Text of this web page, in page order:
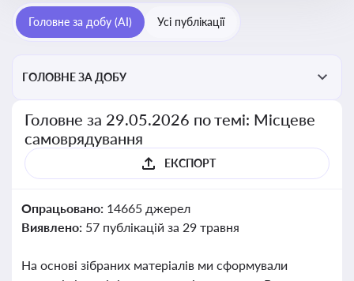
Головне за добу (AI) Усі публікації
ГОЛОВНЕ ЗА ДОБУ
Головне за 29.05.2026 по темі: Місцеве
самоврядування
ЕКСПОРТ
Опрацьовано: 14665 джерел
Виявлено: 57 публікацій за 29 травня
На основі зібраних матеріалів ми сформували